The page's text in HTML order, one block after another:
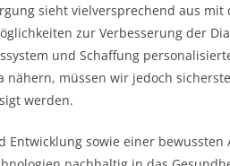
sieht vielversprechend aus
zur Verbesserung der
und Schaffung
müssen wir jedoch
werden.
sowie einer